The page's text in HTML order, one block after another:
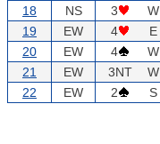
18
NS 3 W
19
EW 4 E
20
EW 4 W
21
EW 3NT W
22
EW 2 S